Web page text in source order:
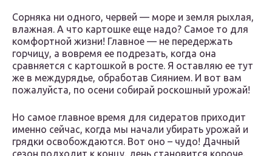
Сорняка ни одного, червей — море и земля рыхлая,
влажная. А что картошке еще надо? Самое то для
комфортной жизни! Главное — не передержать
горчицу, а вовремя ее подрезать, когда она
сравняется с картошкой в росте. Я оставляю ее тут
же в междурядье, обработав Сиянием. И вот вам
пожалуйста, по осени собирай роскошный урожай!
Но самое главное время для сидератов приходит
именно сейчас, когда мы начали убирать урожай и
грядки освобождаются. Вот оно – чудо! Дачный
сезон подходит к концу, день становится короче,